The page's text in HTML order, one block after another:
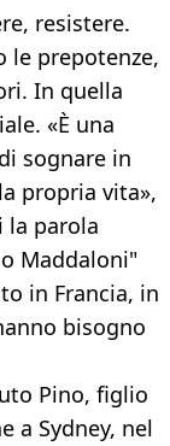
resistere.
le prepotenze,
In quella
«È una
sognare in
propria vita»,
la parola
Maddaloni"
in Francia, in
bisogno
Pino, figlio
a Sydney, nel